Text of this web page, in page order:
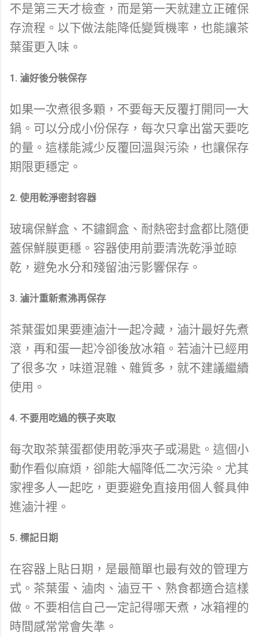
不是第三天才檢查，而是第一天就建立正確保
存流程。以下做法能降低變質機率，也能讓茶
葉蛋更入味。
1. 滷好後分裝保存
如果一次煮很多顆，不要每天反覆打開同一大
鍋。可以分成小份保存，每次只拿出當天要吃
的量。這樣能減少反覆回溫與污染，也讓保存
期限更穩定。
2. 使用乾淨密封容器
玻璃保鮮盒、不鏽鋼盒、耐熱密封盒都比隨便
蓋保鮮膜更穩。容器使用前要清洗乾淨並晾
乾，避免水分和殘留油污影響保存。
3. 滷汁重新煮沸再保存
茶葉蛋如果要連滷汁一起冷藏，滷汁最好先煮
滾，再和蛋一起冷卻後放冰箱。若滷汁已經用
了很多次，味道混雜、雜質多，就不建議繼續
使用。
4. 不要用吃過的筷子夾取
每次取茶葉蛋都使用乾淨夾子或湯匙。這個小
動作看似麻煩，卻能大幅降低二次污染。尤其
家裡多人一起吃，更要避免直接用個人餐具伸
進滷汁裡。
5. 標記日期
在容器上貼日期，是最簡單也最有效的管理方
式。茶葉蛋、滷肉、滷豆干、熟食都適合這樣
做。不要相信自己一定記得哪天煮，冰箱裡的
時間感常常會失準。